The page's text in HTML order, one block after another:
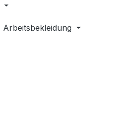
Arbeitsbekleidung